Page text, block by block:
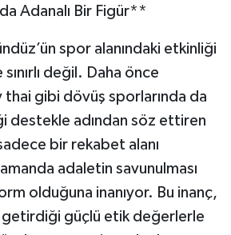
Adanalı Bir Figür**
spor alanındaki etkinliği
değil. Daha önce
thai gibi dövüş sporlarında da
destekle adından söz ettiren
bir rekabet alanı
adaletin savunulması
olduğuna inanıyor. Bu inanç,
getirdiği güçlü etik değerlerle